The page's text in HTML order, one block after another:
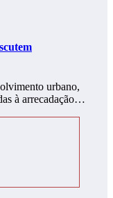
urbano,
à arrecadação…